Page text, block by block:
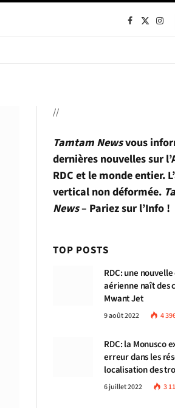
Facebook
X
//
Tamtam Newsvous
dernières nouvelles sur
RDC et le monde entier.
vertical non déformée.
News– Pariez sur l’Info !
TOP POSTS
RDC: une
aérienne naît des
Mwant Jet
9 août 2022 4
RDC: la Monusco
erreur dans les
localisation des
congolaises
6 juillet 2022 3